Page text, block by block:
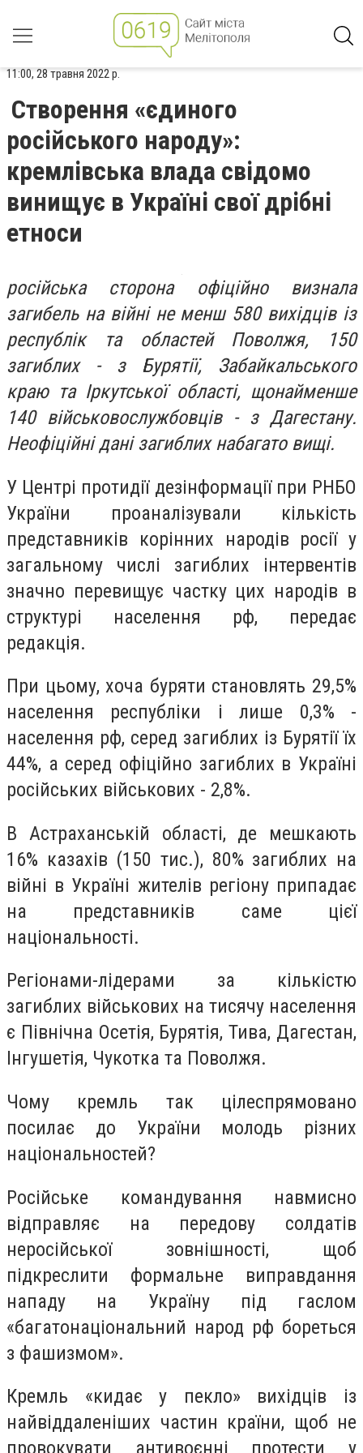
11:00, 28 травня 2022 р.
Створення «єдиного
російського народу»:
кремлівська влада свідомо
винищує в Україні свої дрібні
етноси
російська сторона офіційно визнала
загибель на війні не менш 580 вихідців із
республік та областей Поволжя, 150
загиблих - з Бурятії, Забайкальського
краю та Іркутської області, щонайменше
140 військовослужбовців - з Дагестану.
Неофіційні дані загиблих набагато вищі.
У Центрі протидії дезінформації при РНБО
України проаналізували кількість
представників корінних народів росії у
загальному числі загиблих інтервентів
значно перевищує частку цих народів в
структурі населення рф, передає
редакція.
При цьому, хоча буряти становлять 29,5%
населення республіки і лише 0,3% -
населення рф, серед загиблих із Бурятії їх
44%, а серед офіційно загиблих в Україні
російських військових - 2,8%.
В Астраханській області, де мешкають
16% казахів (150 тис.), 80% загиблих на
війні в Україні жителів регіону припадає
на представників саме цієї
національності.
Регіонами-лідерами за кількістю
загиблих військових на тисячу населення
є Північна Осетія, Бурятія, Тива, Дагестан,
Інгушетія, Чукотка та Поволжя.
Чому кремль так цілеспрямовано
посилає до України молодь різних
національностей?
Російське командування навмисно
відправляє на передову солдатів
неросійської зовнішності, щоб
підкреслити формальне виправдання
нападу на Україну під гаслом
«багатонаціональний народ рф бореться
з фашизмом».
Кремль «кидає у пекло» вихідців із
найвіддаленіших частин країни, щоб не
провокувати антивоєнні протести у